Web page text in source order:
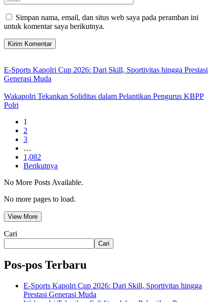
Simpan nama, email, dan situs web saya pada peramban ini
untuk komentar saya berikutnya.
E-Sports Kapolri Cup 2026: Dari Skill, Sportivitas hingga Prestasi
Generasi Muda
Wakapolri Tekankan Soliditas dalam Pelantikan Pengurus KBPP
Polri
1
2
3
…
1,082
Berikutnya
No More Posts Available.
No more pages to load.
View More
Cari
Cari
Pos-pos Terbaru
E-Sports Kapolri Cup 2026: Dari Skill, Sportivitas hingga
Prestasi Generasi Muda